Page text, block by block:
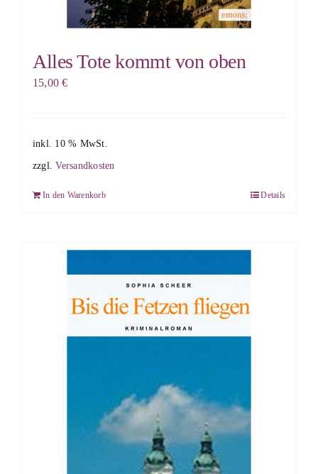
Alles Tote kommt von oben
15,00€
inkl. 10 % MwSt.
zzgl.Versandkosten
In den Warenkorb Details